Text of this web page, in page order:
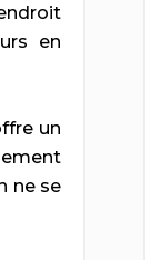
en
un
ne se